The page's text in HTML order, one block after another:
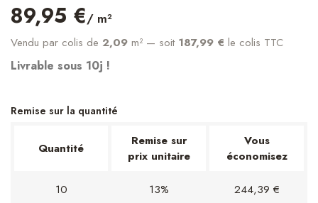
89,95 €/ m²
Vendu par colis de 2,09 m² — soit 187,99 € le colis TTC
Livrable sous 10j !
Remise sur la quantité
Quantité
Remise sur
prix unitaire
Vous
économisez
10 13% 244,39 €